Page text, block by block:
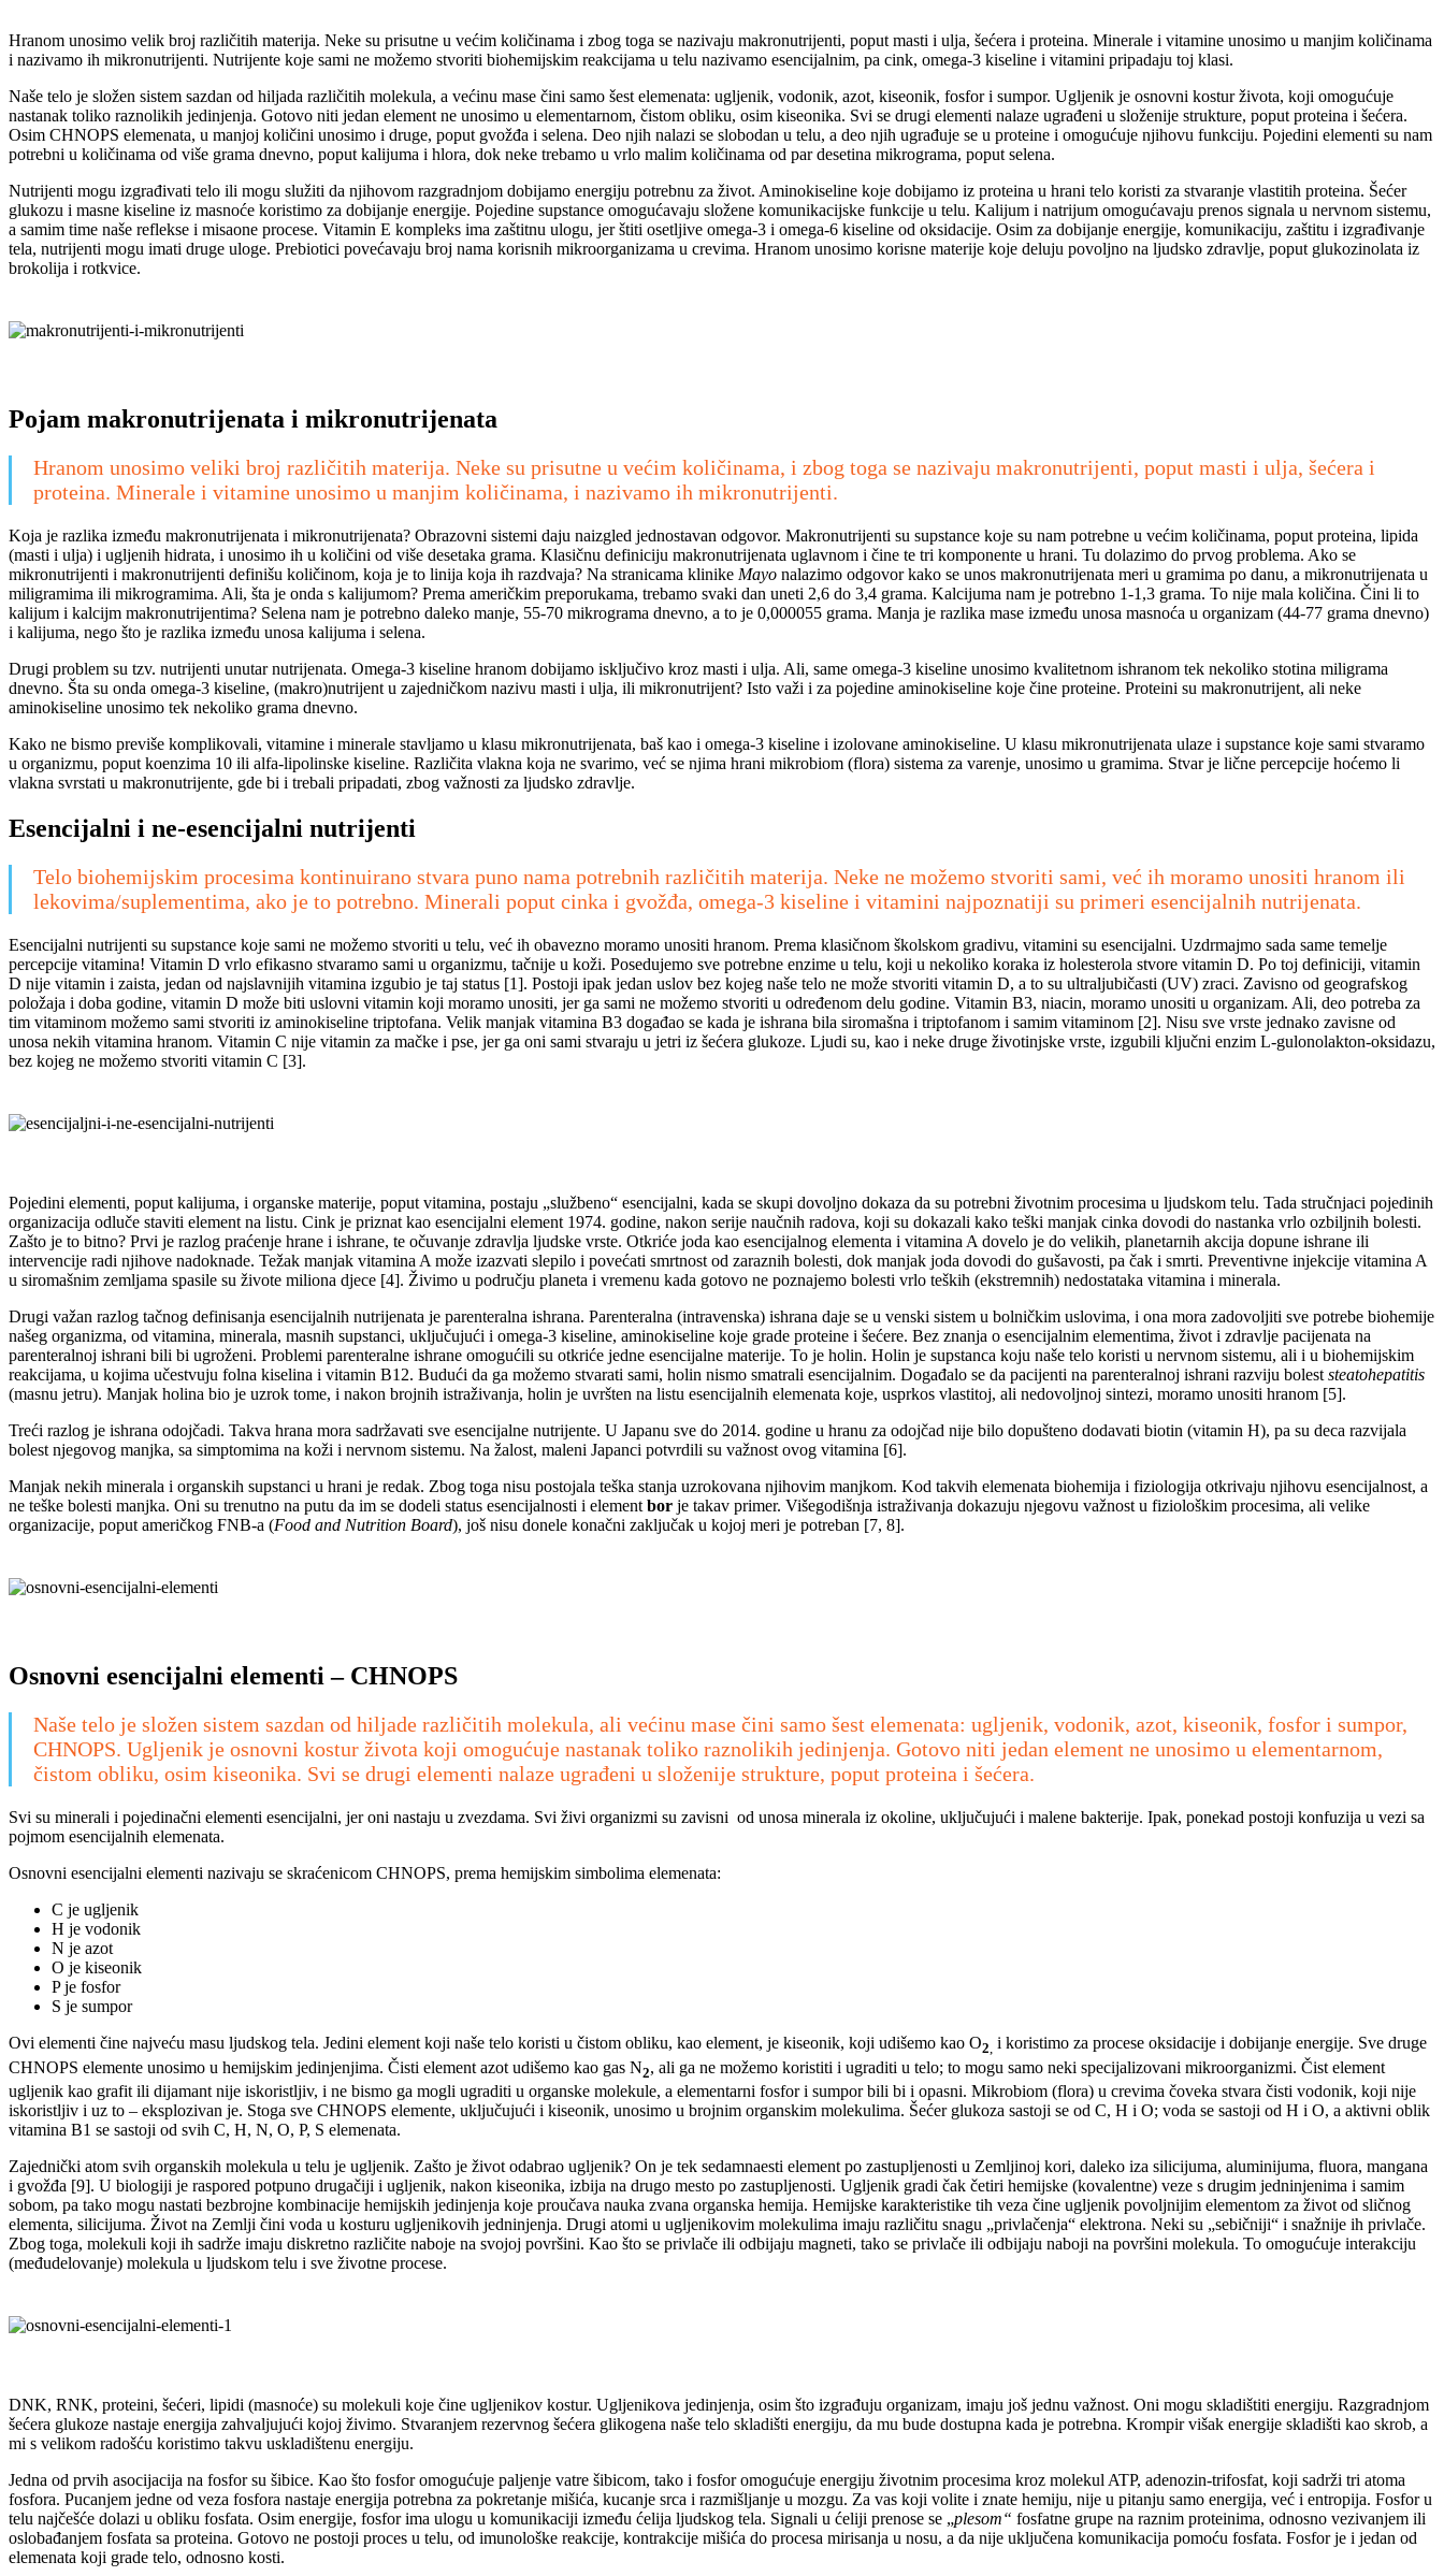
Hranom unosimo velik broj različitih materija. Neke su prisutne u većim količinama i zbog toga se nazivaju makronutrijenti, poput masti i ulja, šećera i proteina. Minerale i vitamine unosimo u manjim količinama
i nazivamo ih mikronutrijenti. Nutrijente koje sami ne možemo stvoriti biohemijskim reakcijama u telu nazivamo esencijalnim, pa cink, omega-3 kiseline i vitamini pripadaju toj klasi.
Naše telo je složen sistem sazdan od hiljada različitih molekula, a većinu mase čini samo šest elemenata: ugljenik, vodonik, azot, kiseonik, fosfor i sumpor. Ugljenik je osnovni kostur života, koji omogućuje
nastanak toliko raznolikih jedinjenja. Gotovo niti jedan element ne unosimo u elementarnom, čistom obliku, osim kiseonika. Svi se drugi elementi nalaze ugrađeni u složenije strukture, poput proteina i šećera.
Osim CHNOPS elemenata, u manjoj količini unosimo i druge, poput gvožđa i selena. Deo njih nalazi se slobodan u telu, a deo njih ugrađuje se u proteine i omogućuje njihovu funkciju. Pojedini elementi su nam
potrebni u količinama od više grama dnevno, poput kalijuma i hlora, dok neke trebamo u vrlo malim količinama od par desetina mikrograma, poput selena.
Nutrijenti mogu izgrađivati telo ili mogu služiti da njihovom razgradnjom dobijamo energiju potrebnu za život. Aminokiseline koje dobijamo iz proteina u hrani telo koristi za stvaranje vlastitih proteina. Šećer
glukozu i masne kiseline iz masnoće koristimo za dobijanje energije. Pojedine supstance omogućavaju složene komunikacijske funkcije u telu. Kalijum i natrijum omogućavaju prenos signala u nervnom sistemu,
a samim time naše reflekse i misaone procese. Vitamin E kompleks ima zaštitnu ulogu, jer štiti osetljive omega-3 i omega-6 kiseline od oksidacije. Osim za dobijanje energije, komunikaciju, zaštitu i izgrađivanje
tela, nutrijenti mogu imati druge uloge. Prebiotici povećavaju broj nama korisnih mikroorganizama u crevima. Hranom unosimo korisne materije koje deluju povoljno na ljudsko zdravlje, poput glukozinolata iz
brokolija i rotkvice.
Pojam makronutrijenata i mikronutrijenata
Hranom unosimo veliki broj različitih materija. Neke su prisutne u većim količinama, i zbog toga se nazivaju makronutrijenti, poput masti i ulja, šećera i
proteina. Minerale i vitamine unosimo u manjim količinama, i nazivamo ih mikronutrijenti.
Koja je razlika između makronutrijenata i mikronutrijenata? Obrazovni sistemi daju naizgled jednostavan odgovor. Makronutrijenti su supstance koje su nam potrebne u većim količinama, poput proteina, lipida
(masti i ulja) i ugljenih hidrata, i unosimo ih u količini od više desetaka grama. Klasičnu definiciju makronutrijenata uglavnom i čine te tri komponente u hrani. Tu dolazimo do prvog problema. Ako se
mikronutrijenti i makronutrijenti definišu količinom, koja je to linija koja ih razdvaja? Na stranicama klinike Mayo nalazimo odgovor kako se unos makronutrijenata meri u gramima po danu, a mikronutrijenata u
miligramima ili mikrogramima. Ali, šta je onda s kalijumom? Prema američkim preporukama, trebamo svaki dan uneti 2,6 do 3,4 grama. Kalcijuma nam je potrebno 1-1,3 grama. To nije mala količina. Čini li to
kalijum i kalcijm makronutrijentima? Selena nam je potrebno daleko manje, 55-70 mikrograma dnevno, a to je 0,000055 grama. Manja je razlika mase između unosa masnoća u organizam (44-77 grama dnevno)
i kalijuma, nego što je razlika između unosa kalijuma i selena.
Drugi problem su tzv. nutrijenti unutar nutrijenata. Omega-3 kiseline hranom dobijamo isključivo kroz masti i ulja. Ali, same omega-3 kiseline unosimo kvalitetnom ishranom tek nekoliko stotina miligrama
dnevno. Šta su onda omega-3 kiseline, (makro)nutrijent u zajedničkom nazivu masti i ulja, ili mikronutrijent? Isto važi i za pojedine aminokiseline koje čine proteine. Proteini su makronutrijent, ali neke
aminokiseline unosimo tek nekoliko grama dnevno.
Kako ne bismo previše komplikovali, vitamine i minerale stavljamo u klasu mikronutrijenata, baš kao i omega-3 kiseline i izolovane aminokiseline. U klasu mikronutrijenata ulaze i supstance koje sami stvaramo
u organizmu, poput koenzima 10 ili alfa-lipolinske kiseline. Različita vlakna koja ne svarimo, već se njima hrani mikrobiom (flora) sistema za varenje, unosimo u gramima. Stvar je lične percepcije hoćemo li
vlakna svrstati u makronutrijente, gde bi i trebali pripadati, zbog važnosti za ljudsko zdravlje.
Esencijalni i ne-esencijalni nutrijenti
Telo biohemijskim procesima kontinuirano stvara puno nama potrebnih različitih materija. Neke ne možemo stvoriti sami, već ih moramo unositi hranom ili
lekovima/suplementima, ako je to potrebno. Minerali poput cinka i gvožđa, omega-3 kiseline i vitamini najpoznatiji su primeri esencijalnih nutrijenata.
Esencijalni nutrijenti su supstance koje sami ne možemo stvoriti u telu, već ih obavezno moramo unositi hranom. Prema klasičnom školskom gradivu, vitamini su esencijalni. Uzdrmajmo sada same temelje
percepcije vitamina! Vitamin D vrlo efikasno stvaramo sami u organizmu, tačnije u koži. Posedujemo sve potrebne enzime u telu, koji u nekoliko koraka iz holesterola stvore vitamin D. Po toj definiciji, vitamin
D nije vitamin i zaista, jedan od najslavnijih vitamina izgubio je taj status [1]. Postoji ipak jedan uslov bez kojeg naše telo ne može stvoriti vitamin D, a to su ultraljubičasti (UV) zraci. Zavisno od geografskog
položaja i doba godine, vitamin D može biti uslovni vitamin koji moramo unositi, jer ga sami ne možemo stvoriti u određenom delu godine. Vitamin B3, niacin, moramo unositi u organizam. Ali, deo potreba za
tim vitaminom možemo sami stvoriti iz aminokiseline triptofana. Velik manjak vitamina B3 događao se kada je ishrana bila siromašna i triptofanom i samim vitaminom [2]. Nisu sve vrste jednako zavisne od
unosa nekih vitamina hranom. Vitamin C nije vitamin za mačke i pse, jer ga oni sami stvaraju u jetri iz šećera glukoze. Ljudi su, kao i neke druge životinjske vrste, izgubili ključni enzim L-gulonolakton-oksidazu,
bez kojeg ne možemo stvoriti vitamin C [3].
Pojedini elementi, poput kalijuma, i organske materije, poput vitamina, postaju „službeno“ esencijalni, kada se skupi dovoljno dokaza da su potrebni životnim procesima u ljudskom telu. Tada stručnjaci pojedinih
organizacija odluče staviti element na listu. Cink je priznat kao esencijalni element 1974. godine, nakon serije naučnih radova, koji su dokazali kako teški manjak cinka dovodi do nastanka vrlo ozbiljnih bolesti.
Zašto je to bitno? Prvi je razlog praćenje hrane i ishrane, te očuvanje zdravlja ljudske vrste. Otkriće joda kao esencijalnog elementa i vitamina A dovelo je do velikih, planetarnih akcija dopune ishrane ili
intervencije radi njihove nadoknade. Težak manjak vitamina A može izazvati slepilo i povećati smrtnost od zaraznih bolesti, dok manjak joda dovodi do gušavosti, pa čak i smrti. Preventivne injekcije vitamina A
u siromašnim zemljama spasile su živote miliona djece [4]. Živimo u području planeta i vremenu kada gotovo ne poznajemo bolesti vrlo teških (ekstremnih) nedostataka vitamina i minerala.
Drugi važan razlog tačnog definisanja esencijalnih nutrijenata je parenteralna ishrana. Parenteralna (intravenska) ishrana daje se u venski sistem u bolničkim uslovima, i ona mora zadovoljiti sve potrebe biohemije
našeg organizma, od vitamina, minerala, masnih supstanci, uključujući i omega-3 kiseline, aminokiseline koje grade proteine i šećere. Bez znanja o esencijalnim elementima, život i zdravlje pacijenata na
parenteralnoj ishrani bili bi ugroženi. Problemi parenteralne ishrane omogućili su otkriće jedne esencijalne materije. To je holin. Holin je supstanca koju naše telo koristi u nervnom sistemu, ali i u biohemijskim
reakcijama, u kojima učestvuju folna kiselina i vitamin B12. Budući da ga možemo stvarati sami, holin nismo smatrali esencijalnim. Događalo se da pacijenti na parenteralnoj ishrani razviju boleststeatohepatitis
(masnu jetru). Manjak holina bio je uzrok tome, i nakon brojnih istraživanja, holin je uvršten na listu esencijalnih elemenata koje, usprkos vlastitoj, ali nedovoljnoj sintezi, moramo unositi hranom [5].
Treći razlog je ishrana odojčadi. Takva hrana mora sadržavati sve esencijalne nutrijente. U Japanu sve do 2014. godine u hranu za odojčad nije bilo dopušteno dodavati biotin (vitamin H), pa su deca razvijala
bolest njegovog manjka, sa simptomima na koži i nervnom sistemu. Na žalost, maleni Japanci potvrdili su važnost ovog vitamina [6].
Manjak nekih minerala i organskih supstanci u hrani je redak. Zbog toga nisu postojala teška stanja uzrokovana njihovim manjkom. Kod takvih elemenata biohemija i fiziologija otkrivaju njihovu esencijalnost, a
ne teške bolesti manjka. Oni su trenutno na putu da im se dodeli status esencijalnosti i elementbor je takav primer. Višegodišnja istraživanja dokazuju njegovu važnost u fiziološkim procesima, ali velike
organizacije, poput američkog FNB-a (Food and Nutrition Board), još nisu donele konačni zaključak u kojoj meri je potreban [7, 8].
Osnovni esencijalni elementi – CHNOPS
Naše telo je složen sistem sazdan od hiljade različitih molekula, ali većinu mase čini samo šest elemenata: ugljenik, vodonik, azot, kiseonik, fosfor i sumpor,
CHNOPS. Ugljenik je osnovni kostur života koji omogućuje nastanak toliko raznolikih jedinjenja. Gotovo niti jedan element ne unosimo u elementarnom,
čistom obliku, osim kiseonika. Svi se drugi elementi nalaze ugrađeni u složenije strukture, poput proteina i šećera.
Svi su minerali i pojedinačni elementi esencijalni, jer oni nastaju u zvezdama. Svi živi organizmi su zavisni od unosa minerala iz okoline, uključujući i malene bakterije. Ipak, ponekad postoji konfuzija u vezi sa
pojmom esencijalnih elemenata.
Osnovni esencijalni elementi nazivaju se skraćenicom CHNOPS, prema hemijskim simbolima elemenata:
C je ugljenik
H je vodonik
N je azot
O je kiseonik
P je fosfor
S je sumpor
Ovi elementi čine najveću masu ljudskog tela. Jedini element koji naše telo koristi u čistom obliku, kao element, je kiseonik, koji udišemo kao O2, i koristimo za procese oksidacije i dobijanje energije. Sve druge
CHNOPS elemente unosimo u hemijskim jedinjenjima. Čisti element azot udišemo kao gas N2, ali ga ne možemo koristiti i ugraditi u telo; to mogu samo neki specijalizovani mikroorganizmi. Čist element
ugljenik kao grafit ili dijamant nije iskoristljiv, i ne bismo ga mogli ugraditi u organske molekule, a elementarni fosfor i sumpor bili bi i opasni. Mikrobiom (flora) u crevima čoveka stvara čisti vodonik, koji nije
iskoristljiv i uz to – eksplozivan je. Stoga sve CHNOPS elemente, uključujući i kiseonik, unosimo u brojnim organskim molekulima. Šećer glukoza sastoji se od C, H i O; voda se sastoji od H i O, a aktivni oblik
vitamina B1 se sastoji od svih C, H, N, O, P, S elemenata.
Zajednički atom svih organskih molekula u telu je ugljenik. Zašto je život odabrao ugljenik? On je tek sedamnaesti element po zastupljenosti u Zemljinoj kori, daleko iza silicijuma, aluminijuma, fluora, mangana
i gvožđa [9]. U biologiji je raspored potpuno drugačiji i ugljenik, nakon kiseonika, izbija na drugo mesto po zastupljenosti. Ugljenik gradi čak četiri hemijske (kovalentne) veze s drugim jedninjenima i samim
sobom, pa tako mogu nastati bezbrojne kombinacije hemijskih jedinjenja koje proučava nauka zvana organska hemija. Hemijske karakteristike tih veza čine ugljenik povoljnijim elementom za život od sličnog
elementa, silicijuma. Život na Zemlji čini voda u kosturu ugljenikovih jedninjenja. Drugi atomi u ugljenikovim molekulima imaju različitu snagu „privlačenja“ elektrona. Neki su „sebičniji“ i snažnije ih privlače.
Zbog toga, molekuli koji ih sadrže imaju diskretno različite naboje na svojoj površini. Kao što se privlače ili odbijaju magneti, tako se privlače ili odbijaju naboji na površini molekula. To omogućuje interakciju
(međudelovanje) molekula u ljudskom telu i sve životne procese.
DNK, RNK, proteini, šećeri, lipidi (masnoće) su molekuli koje čine ugljenikov kostur. Ugljenikova jedinjenja, osim što izgrađuju organizam, imaju još jednu važnost. Oni mogu skladištiti energiju. Razgradnjom
šećera glukoze nastaje energija zahvaljujući kojoj živimo. Stvaranjem rezervnog šećera glikogena naše telo skladišti energiju, da mu bude dostupna kada je potrebna. Krompir višak energije skladišti kao skrob, a
mi s velikom radošću koristimo takvu uskladištenu energiju.
Jedna od prvih asocijacija na fosfor su šibice. Kao što fosfor omogućuje paljenje vatre šibicom, tako i fosfor omogućuje energiju životnim procesima kroz molekul ATP, adenozin-trifosfat, koji sadrži tri atoma
fosfora. Pucanjem jedne od veza fosfora nastaje energija potrebna za pokretanje mišića, kucanje srca i razmišljanje u mozgu. Za vas koji volite i znate hemiju, nije u pitanju samo energija, već i entropija. Fosfor u
telu najčešće dolazi u obliku fosfata. Osim energije, fosfor ima ulogu u komunikaciji između ćelija ljudskog tela. Signali u ćeliji prenose se „plesom“ fosfatne grupe na raznim proteinima, odnosno vezivanjem ili
oslobađanjem fosfata sa proteina. Gotovo ne postoji proces u telu, od imunološke reakcije, kontrakcije mišića do procesa mirisanja u nosu, a da nije uključena komunikacija pomoću fosfata. Fosfor je i jedan od
elemenata koji grade telo, odnosno kosti.